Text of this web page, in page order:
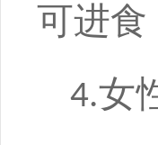
可进食
4.女